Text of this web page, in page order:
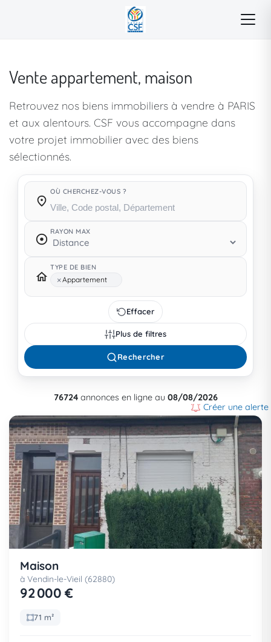
Vente appartement, maison
Retrouvez nos biens immobiliers à vendre à PARIS
et aux alentours. CSF vous accompagne dans
votre projet immobilier avec des biens
sélectionnés.
OÙ CHERCHEZ-VOUS ?
RAYON MAX
TYPE DE BIEN
×Appartement
Effacer
Plus de filtres
Rechercher
76724annonces en ligne au 08/08/2026
Créer une alerte
Maison
à Vendin-le-Vieil (62880)
92 000 €
71 m²